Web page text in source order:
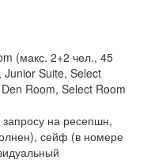
(макс. 2+2 чел., 45
Junior Suite, Select
Room, Select Room
на ресепшн,
сейф (в номере